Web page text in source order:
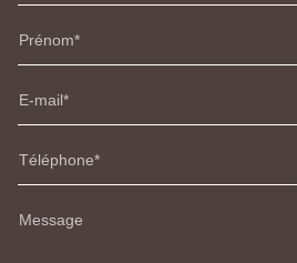
Prénom
E-mail
Téléphone
Message